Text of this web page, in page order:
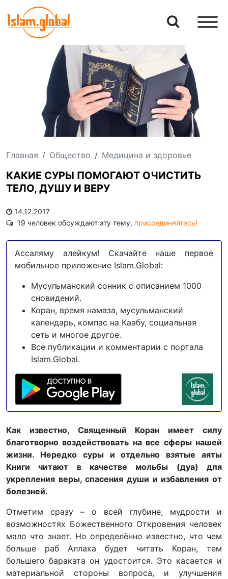
Главная Общество Медицина и здоровье
КАКИЕ СУРЫ ПОМОГАЮТ ОЧИСТИТЬ
ТЕЛО, ДУШУ И ВЕРУ
14.12.2017
19 человек обсуждают эту тему, присоединяйтесь!
Ассаляму алейкум! Скачайте наше первое
мобильное приложение Islam.Global:
Мусульманский сонник с описанием 1000
сновидений.
Коран, время намаза, мусульманский
календарь, компас на Каабу, социальная
сеть и многое другое.
Все публикации и комментарии с портала
Islam.Global.
Как известно, Священный Коран имеет силу
благотворно воздействовать на все сферы нашей
жизни. Нередко суры и отдельно взятые аяты
Книги читают в качестве мольбы (дуа) для
укрепления веры, спасения души и избавления от
болезней.
Отметим сразу – о всей глубине, мудрости и
возможностях Божественного Откровения человек
мало что знает. Но определённо известно, что чем
больше раб Аллаха будет читать Коран, тем
большего бараката он удостоится. Это касается и
материальной стороны вопроса, и улучшения